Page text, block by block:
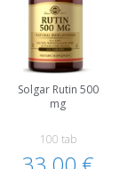
Solgar Rutin 500
mg
100 tab